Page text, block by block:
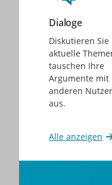
Dialoge
Beteiligungen
Diskutieren Sie
aktuelle
tauschen Ihre
Argumente mit
anderen
aus.
Alle anzeigen